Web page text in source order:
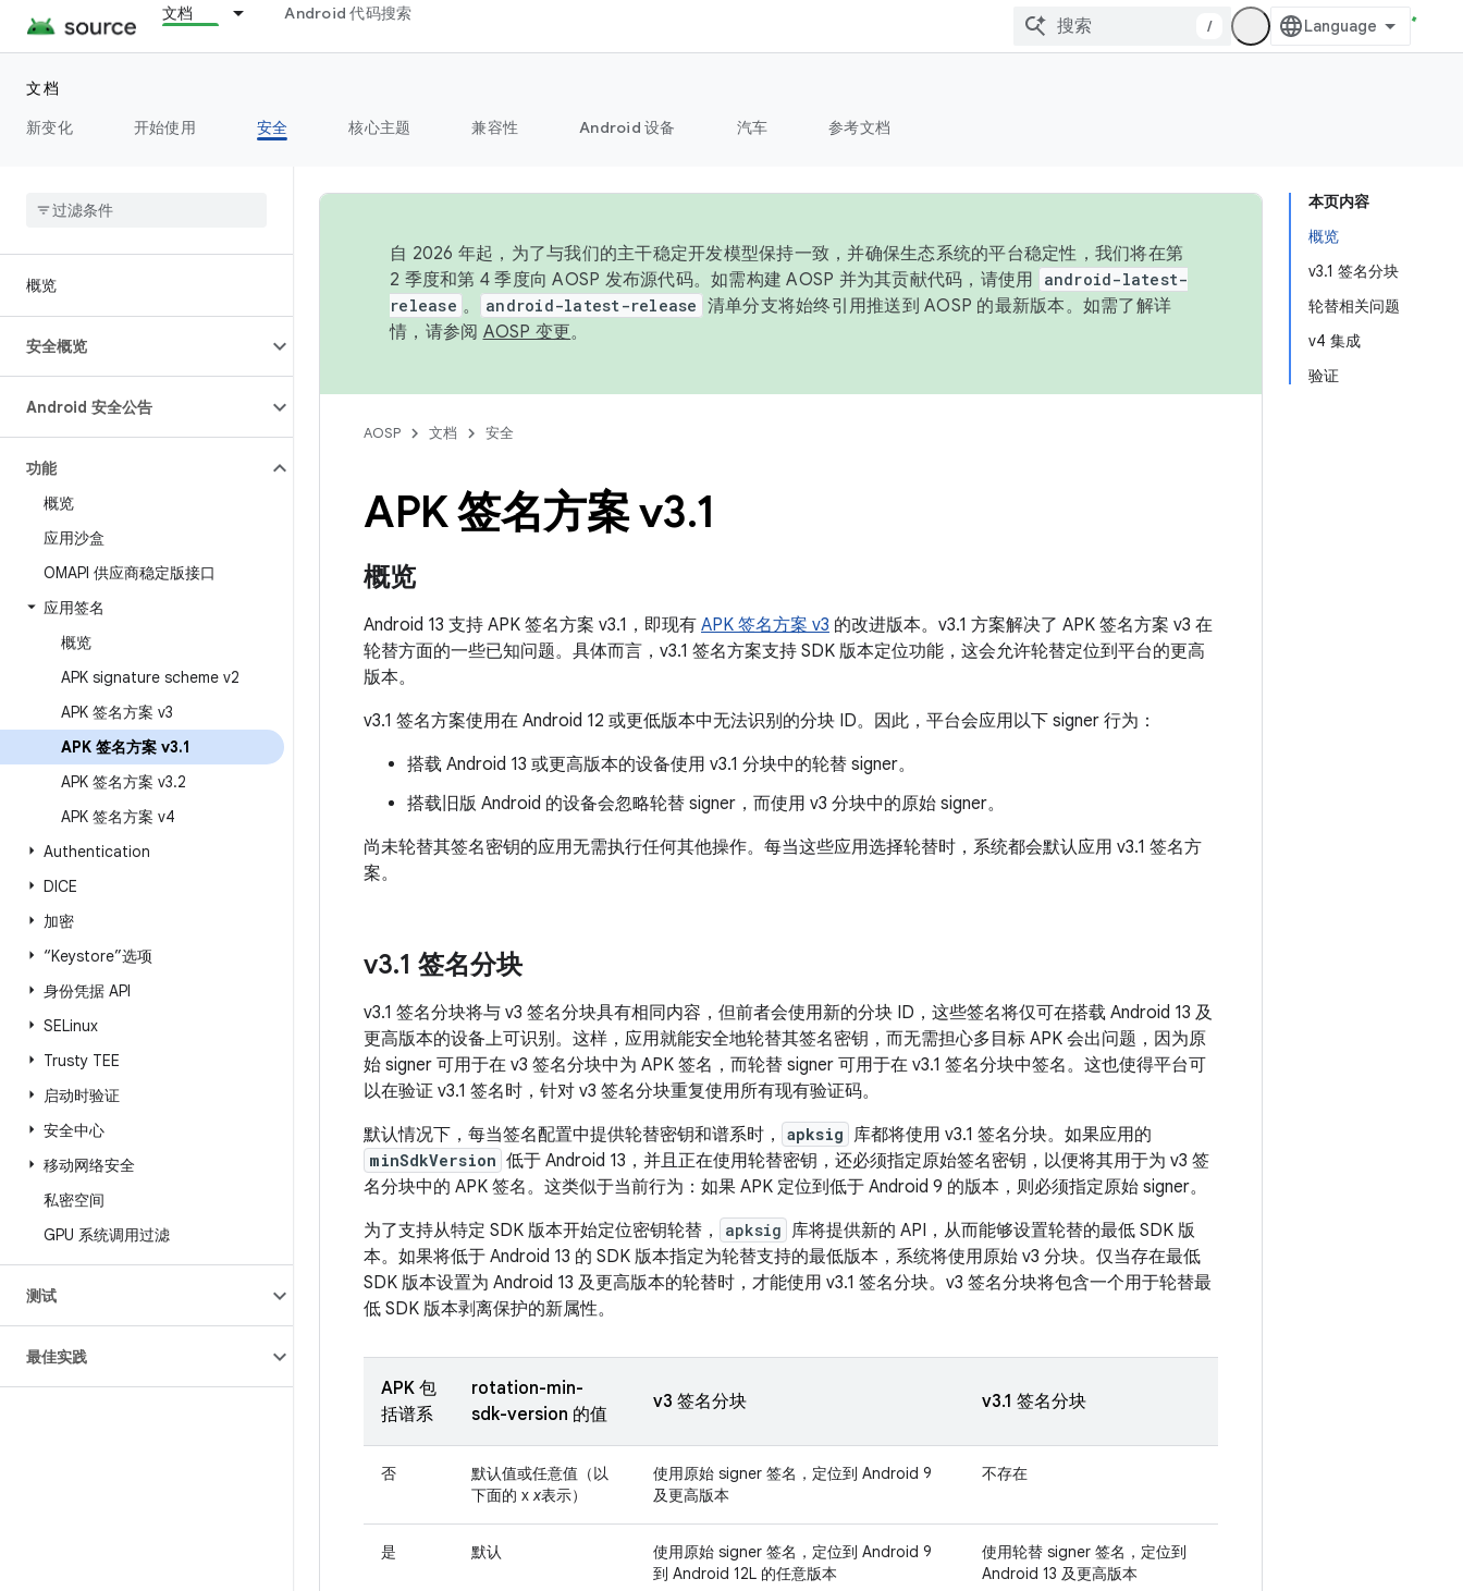
文档 Android 代码搜索
/
文档
新变化
开始使用 安全 核心主题 兼容性 Android 设备 汽车 参考文档
概览
安全概览
Android 安全公告
功能
概览
应用沙盒
OMAPI 供应商稳定版接口
应用签名
概览
APK signature scheme v2
APK 签名方案 v3
APK 签名方案 v3.1
APK 签名方案 v3.2
APK 签名方案 v4
Authentication
DICE
加密
“Keystore”选项
身份凭据 API
SELinux
Trusty TEE
启动时验证
安全中心
移动网络安全
私密空间
GPU 系统调用过滤
测试
最佳实践
本页内容
概览
v3.1 签名分块
轮替相关问题
v4 集成
验证
自 2026 年起，为了与我们的主干稳定开发模型保持一致，并确保生态系统的平台稳定性，我们将在第
2 季度和第 4 季度向 AOSP 发布源代码。如需构建 AOSP 并为其贡献代码，请使用
android-latest-
release 。 android-latest-release 清单分支将始终引用推送到 AOSP 的最新版本。如需了解详
情，请参阅 AOSP 变更。
AOSP 文档 安全
APK 签名方案 v3.1
概览
Android 13 支持 APK 签名方案 v3.1，即现有 APK 签名方案 v3 的改进版本。v3.1 方案解决了 APK 签名方案 v3 在
轮替方面的一些已知问题。具体而言，v3.1 签名方案支持 SDK 版本定位功能，这会允许轮替定位到平台的更高
版本。
v3.1 签名方案使用在 Android 12 或更低版本中无法识别的分块 ID。因此，平台会应用以下 signer 行为：
搭载 Android 13 或更高版本的设备使用 v3.1 分块中的轮替 signer。
搭载旧版 Android 的设备会忽略轮替 signer，而使用 v3 分块中的原始 signer。
尚未轮替其签名密钥的应用无需执行任何其他操作。每当这些应用选择轮替时，系统都会默认应用 v3.1 签名方
案。
v3.1 签名分块
v3.1 签名分块将与 v3 签名分块具有相同内容，但前者会使用新的分块 ID，这些签名将仅可在搭载 Android 13 及
更高版本的设备上可识别。这样，应用就能安全地轮替其签名密钥，而无需担心多目标 APK 会出问题，因为原
始 signer 可用于在 v3 签名分块中为 APK 签名，而轮替 signer 可用于在 v3.1 签名分块中签名。这也使得平台可
以在验证 v3.1 签名时，针对 v3 签名分块重复使用所有现有验证码。
默认情况下，每当签名配置中提供轮替密钥和谱系时，
apksig 库都将使用 v3.1 签名分块。如果应用的
minSdkVersion 低于 Android 13，并且正在使用轮替密钥，还必须指定原始签名密钥，以便将其用于为 v3 签
名分块中的 APK 签名。这类似于当前行为：如果 APK 定位到低于 Android 9 的版本，则必须指定原始 signer。
为了支持从特定 SDK 版本开始定位密钥轮替，
apksig 库将提供新的 API，从而能够设置轮替的最低 SDK 版
本。如果将低于 Android 13 的 SDK 版本指定为轮替支持的最低版本，系统将使用原始 v3 分块。仅当存在最低
SDK 版本设置为 Android 13 及更高版本的轮替时，才能使用 v3.1 签名分块。v3 签名分块将包含一个用于轮替最
低 SDK 版本剥离保护的新属性。
APK 包
括谱系
rotation-min-
sdk-version 的值
v3 签名分块 v3.1 签名分块
否
默认值或任意值（以
下面的 xx表示）
使用原始 signer 签名，定位到 Android 9
及更高版本
不存在
是 默认
使用原始 signer 签名，定位到 Android 9
到 Android 12L 的任意版本
使用轮替 signer 签名，定位到
Android 13 及更高版本